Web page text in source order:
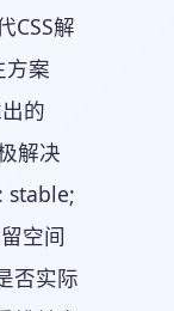
CSS解
方案
的
解决
stable;
空间
否实际